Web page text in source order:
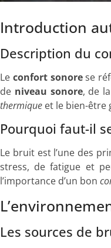
Introduction
Description du
Le confort sonorese
de niveau sonore, de
thermique et le bien-être
Pourquoi faut-il
Le bruit est l’une des
stress, de fatigue et
l’importance d’un bon
Les sources de